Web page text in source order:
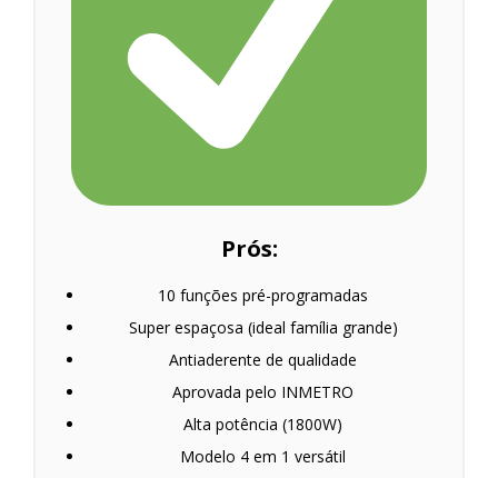
Prós:
10 funções pré-programadas
Super espaçosa (ideal família grande)
Antiaderente de qualidade
Aprovada pelo INMETRO
Alta potência (1800W)
Modelo 4 em 1 versátil